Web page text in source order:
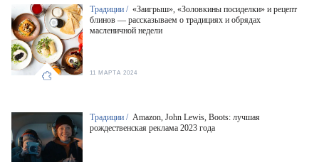
Традиции / «Заигрыш», «Золовкины посиделки» и рецепт
блинов — рассказываем о традициях и обрядах
масленичной недели
11 МАРТА 2024
Традиции / Amazon, John Lewis, Boots: лучшая
рождественская реклама 2023 года